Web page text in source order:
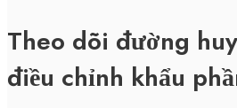
Theo dõi đường
điều chỉnh khẩu